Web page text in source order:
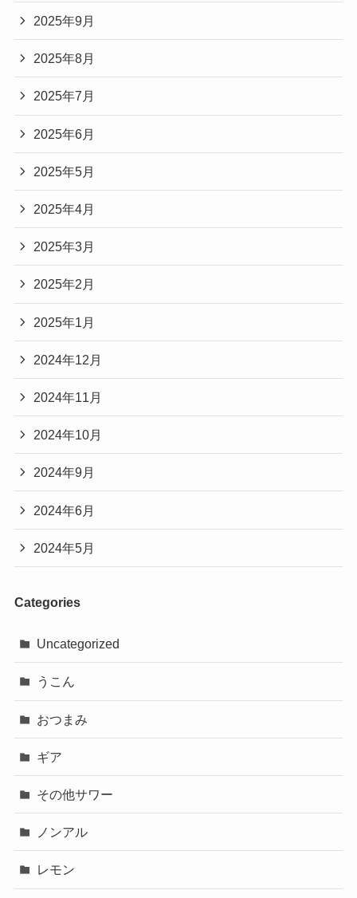
2025年9月
2025年8月
2025年7月
2025年6月
2025年5月
2025年4月
2025年3月
2025年2月
2025年1月
2024年12月
2024年11月
2024年10月
2024年9月
2024年6月
2024年5月
Categories
Uncategorized
うこん
おつまみ
ギア
その他サワー
ノンアル
レモン